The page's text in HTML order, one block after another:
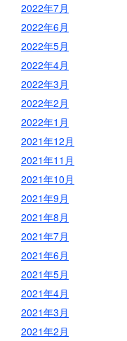
2022年7月
2022年6月
2022年5月
2022年4月
2022年3月
2022年2月
2022年1月
2021年12月
2021年11月
2021年10月
2021年9月
2021年8月
2021年7月
2021年6月
2021年5月
2021年4月
2021年3月
2021年2月